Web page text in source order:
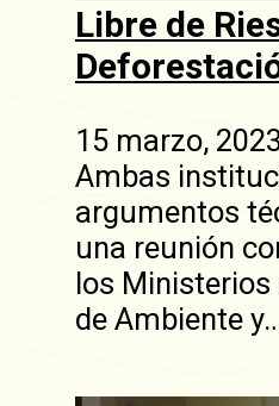
Libre de
15 marzo,
Ambas
argumentos
una reunión
los Ministerios
de Ambiente